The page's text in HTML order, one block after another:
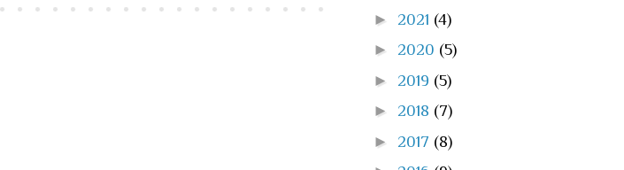
► 2021 (4)
► 2020 (5)
► 2019 (5)
► 2018 (7)
► 2017 (8)